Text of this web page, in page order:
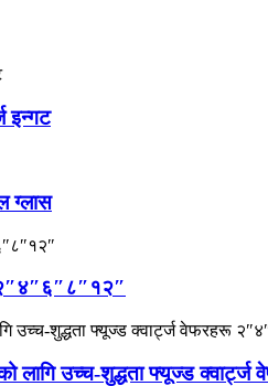
इन्गट
ग्लास
लागि उच्च-शुद्धता फ्यूज्ड